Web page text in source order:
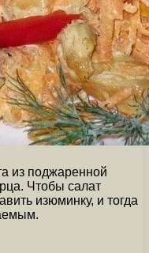
из поджаренной
Чтобы салат
изюминку, и тогда